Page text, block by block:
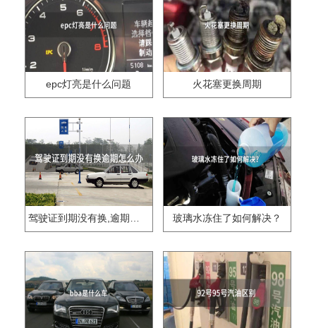
epc灯亮是什么问题 火花塞更换周期
驾驶证到期没有换,逾期怎么办?? 玻璃水冻住了如何解决？